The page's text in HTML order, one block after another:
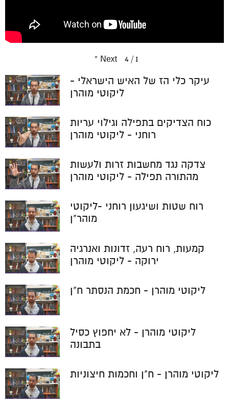
1
/
4
Next
»
עיקר כלי הז של האיש הישראלי -
ליקוטי מוהרן
כוח הצדיקים בתפילה וגילוי עריות
רוחני - ליקוטי מוהרן
צדקה נגד מחשבות זרות ולעשות
מהתורה תפילה - ליקוטי מוהרן
רוח שטות ושיגעון רוחני -ליקוטי
מוהר"ן
קמעות, רוח רעה, זדונות ואנרגיה
ירוקה - ליקוטי מוהרן
ליקוטי מוהרן - חכמת הנסתר ח"ן
ליקוטי מוהרן - לא יחפוץ כסיל
בתבונה
ליקוטי מוהרן - ח"ן וחכמות חיצוניות